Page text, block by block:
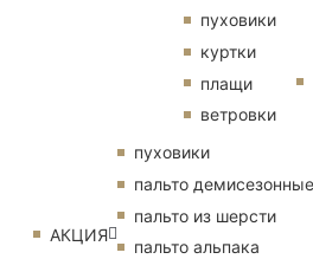
пуховики
куртки
плащи
ветровки
АКЦИЯ
пуховики
пальто демисезонные
пальто из шерсти
пальто альпака